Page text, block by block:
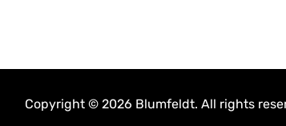
Copyright © 2026 Blumfeldt. All rights